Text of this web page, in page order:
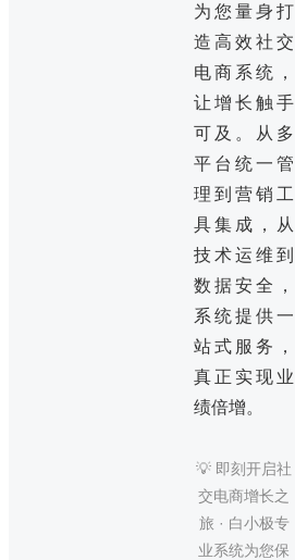
为您量身打
造高效社交
电商系统，
让增长触手
可及。从多
平台统一管
理到营销工
具集成，从
技术运维到
数据安全，
系统提供一
站式服务，
真正实现业
绩倍增。
💡 即刻开启社
交电商增长之
旅 · 白小极专
业系统为您保